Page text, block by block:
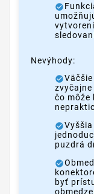
Nevýhody:
zvyčajne
čo môže
puzdrá
byť